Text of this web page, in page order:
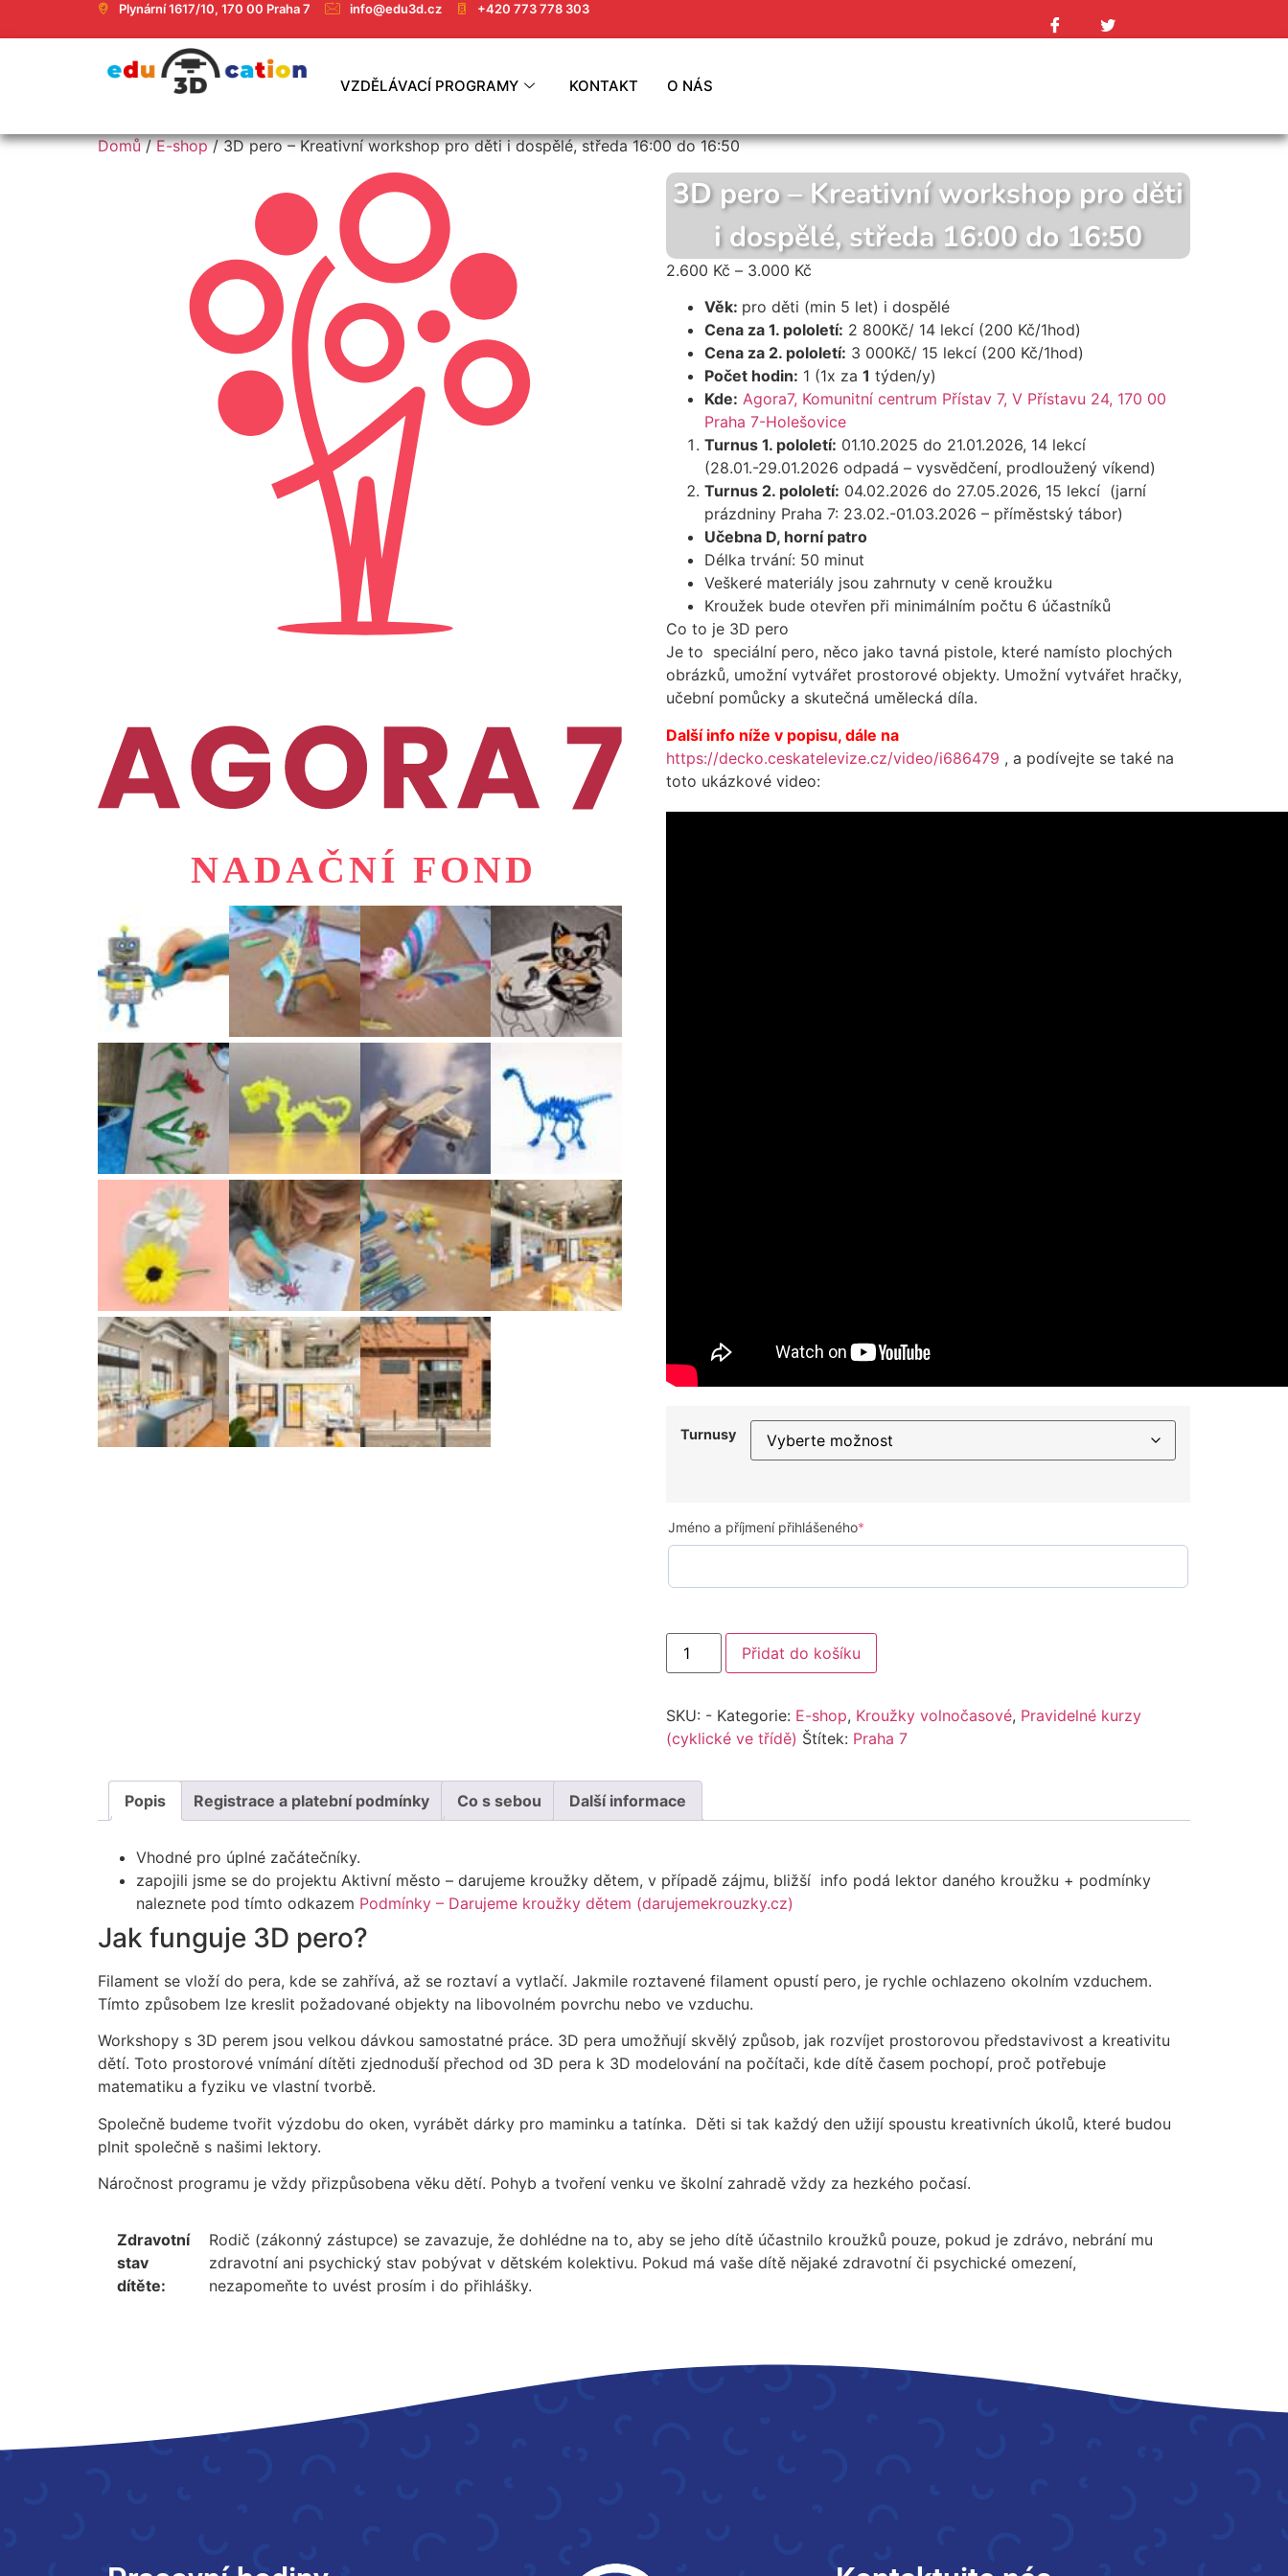
Plynární 1617/10, 170 00 Praha 7 info@edu3d.cz +420 773 778 303
VZDĚLÁVACÍ PROGRAMY KONTAKT O NÁS
Domů/E-shop/ 3D pero – Kreativní workshop pro děti i dospělé, středa 16:00 do 16:50
3D pero – Kreativní workshop pro děti
i dospělé, středa 16:00 do 16:50
2.600 Kč – 3.000 Kč
Věk: pro děti (min 5 let) i dospělé
Cena za 1. pololetí: 2 800Kč/ 14 lekcí (200 Kč/1hod)
Cena za 2. pololetí: 3 000Kč/ 15 lekcí (200 Kč/1hod)
Počet hodin: 1 (1x za 1 týden/y)
Kde: Agora7, Komunitní centrum Přístav 7, V Přístavu 24, 170 00
Praha 7-Holešovice
Turnus 1. pololetí: 01.10.2025 do 21.01.2026, 14 lekcí
(28.01.-29.01.2026 odpadá – vysvědčení, prodloužený víkend)
Turnus 2. pololetí: 04.02.2026 do 27.05.2026, 15 lekcí (jarní
prázdniny Praha 7: 23.02.-01.03.2026 – příměstský tábor)
Učebna D, horní patro
Délka trvání: 50 minut
Veškeré materiály jsou zahrnuty v ceně kroužku
Kroužek bude otevřen při minimálním počtu 6 účastníků
Co to je 3D pero
Je to speciální pero, něco jako tavná pistole, které namísto plochých
obrázků, umožní vytvářet prostorové objekty. Umožní vytvářet hračky,
učební pomůcky a skutečná umělecká díla.
Další info níže v popisu, dále na
https://decko.ceskatelevize.cz/video/i686479 , a podívejte se také na
toto ukázkové video:
Turnusy
Jméno a příjmení přihlášeného*
Přidat do košíku
SKU: - Kategorie: E-shop, Kroužky volnočasové, Pravidelné kurzy
(cyklické ve třídě) Štítek: Praha 7
Popis Registrace a platební podmínky Co s sebou Další informace
Vhodné pro úplné začátečníky.
zapojili jsme se do projektu Aktivní město – darujeme kroužky dětem, v případě zájmu, bližší info podá lektor daného kroužku + podmínky
naleznete pod tímto odkazem Podmínky – Darujeme kroužky dětem (darujemekrouzky.cz)
Jak funguje 3D pero?
Filament se vloží do pera, kde se zahřívá, až se roztaví a vytlačí. Jakmile roztavené filament opustí pero, je rychle ochlazeno okolním vzduchem.
Tímto způsobem lze kreslit požadované objekty na libovolném povrchu nebo ve vzduchu.
Workshopy s 3D perem jsou velkou dávkou samostatné práce. 3D pera umožňují skvělý způsob, jak rozvíjet prostorovou představivost a kreativitu
dětí. Toto prostorové vnímání dítěti zjednoduší přechod od 3D pera k 3D modelování na počítači, kde dítě časem pochopí, proč potřebuje
matematiku a fyziku ve vlastní tvorbě.
Společně budeme tvořit výzdobu do oken, vyrábět dárky pro maminku a tatínka. Děti si tak každý den užijí spoustu kreativních úkolů, které budou
plnit společně s našimi lektory.
Náročnost programu je vždy přizpůsobena věku dětí. Pohyb a tvoření venku ve školní zahradě vždy za hezkého počasí.
Zdravotní
stav
dítěte:
Rodič (zákonný zástupce) se zavazuje, že dohlédne na to, aby se jeho dítě účastnilo kroužků pouze, pokud je zdrávo, nebrání mu
zdravotní ani psychický stav pobývat v dětském kolektivu. Pokud má vaše dítě nějaké zdravotní či psychické omezení,
nezapomeňte to uvést prosím i do přihlášky.